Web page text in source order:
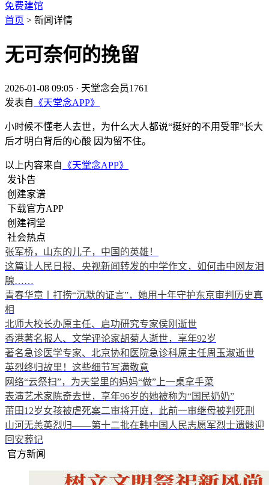
免费建馆
首页 > 新闻详情
无可奈何的挽留
2026-01-08 09:05 · 天堂念会员1761
发表自 《天堂念APP》
小时候不懂老人去世，为什么大人都说“挺好的不用受罪”长大
后才明白背后的心酸 因为留不住。
以上内容来自 《天堂念APP》
发讣告
创建家谱
下载官方APP
创建祠堂
社会热点
张军桥，山东的儿子，中国的英雄！
这篇让人民日报、央视新闻转发的中学作文，如何击中网友泪
腺……
青春华章丨打捞“沉默的证言”，她用十年守护东京审判历史真
相
北师大校长办原主任、启功研究专家侯刚逝世
香港著名报人、文学评论家胡菊人逝世，享年92岁
著名急诊医学专家、北京协和医院急诊科原主任周玉淑逝世
英烈终归故里！这些细节写满敬意
网络“云祭扫”，为天堂里的妈妈“做”上一桌拿手菜
表演艺术家陈奇去世，享年96岁的她被称为“国民奶奶”
莆田12岁女孩被虐死案二审将开庭，此前一审继母被判死刑
山河无恙英烈归——第十二批在韩中国人民志愿军烈士遗骸迎
回安葬记
官方新闻